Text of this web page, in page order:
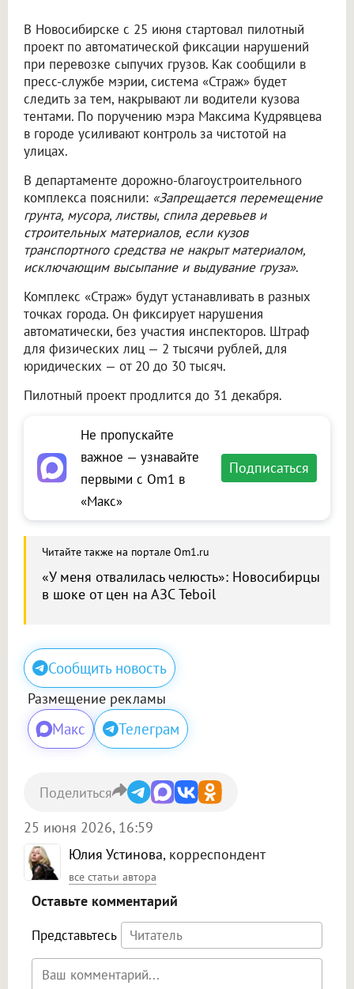
В Новосибирске с 25 июня стартовал пилотный
проект по автоматической фиксации нарушений
при перевозке сыпучих грузов. Как сообщили в
пресс-службе мэрии, система «Страж» будет
следить за тем, накрывают ли водители кузова
тентами. По поручению мэра Максима Кудрявцева
в городе усиливают контроль за чистотой на
улицах.
В департаменте дорожно-благоустроительного
комплекса пояснили: «Запрещается перемещение
грунта, мусора, листвы, спила деревьев и
строительных материалов, если кузов
транспортного средства не накрыт материалом,
исключающим высыпание и выдувание груза».
Комплекс «Страж» будут устанавливать в разных
точках города. Он фиксирует нарушения
автоматически, без участия инспекторов. Штраф
для физических лиц — 2 тысячи рублей, для
юридических — от 20 до 30 тысяч.
Пилотный проект продлится до 31 декабря.
Не пропускайте
важное — узнавайте
первыми с Om1 в
«Макс»
Подписаться
Читайте также на портале Om1.ru
«У меня отвалилась челюсть»: Новосибирцы
в шоке от цен на АЗС Teboil
Сообщить новость
Размещение рекламы
Макс Телеграм
Юлия Устинова, корреспондент
все статьи автора
25 июня 2026, 16:59
Поделиться
Оставьте комментарий
Представьтесь